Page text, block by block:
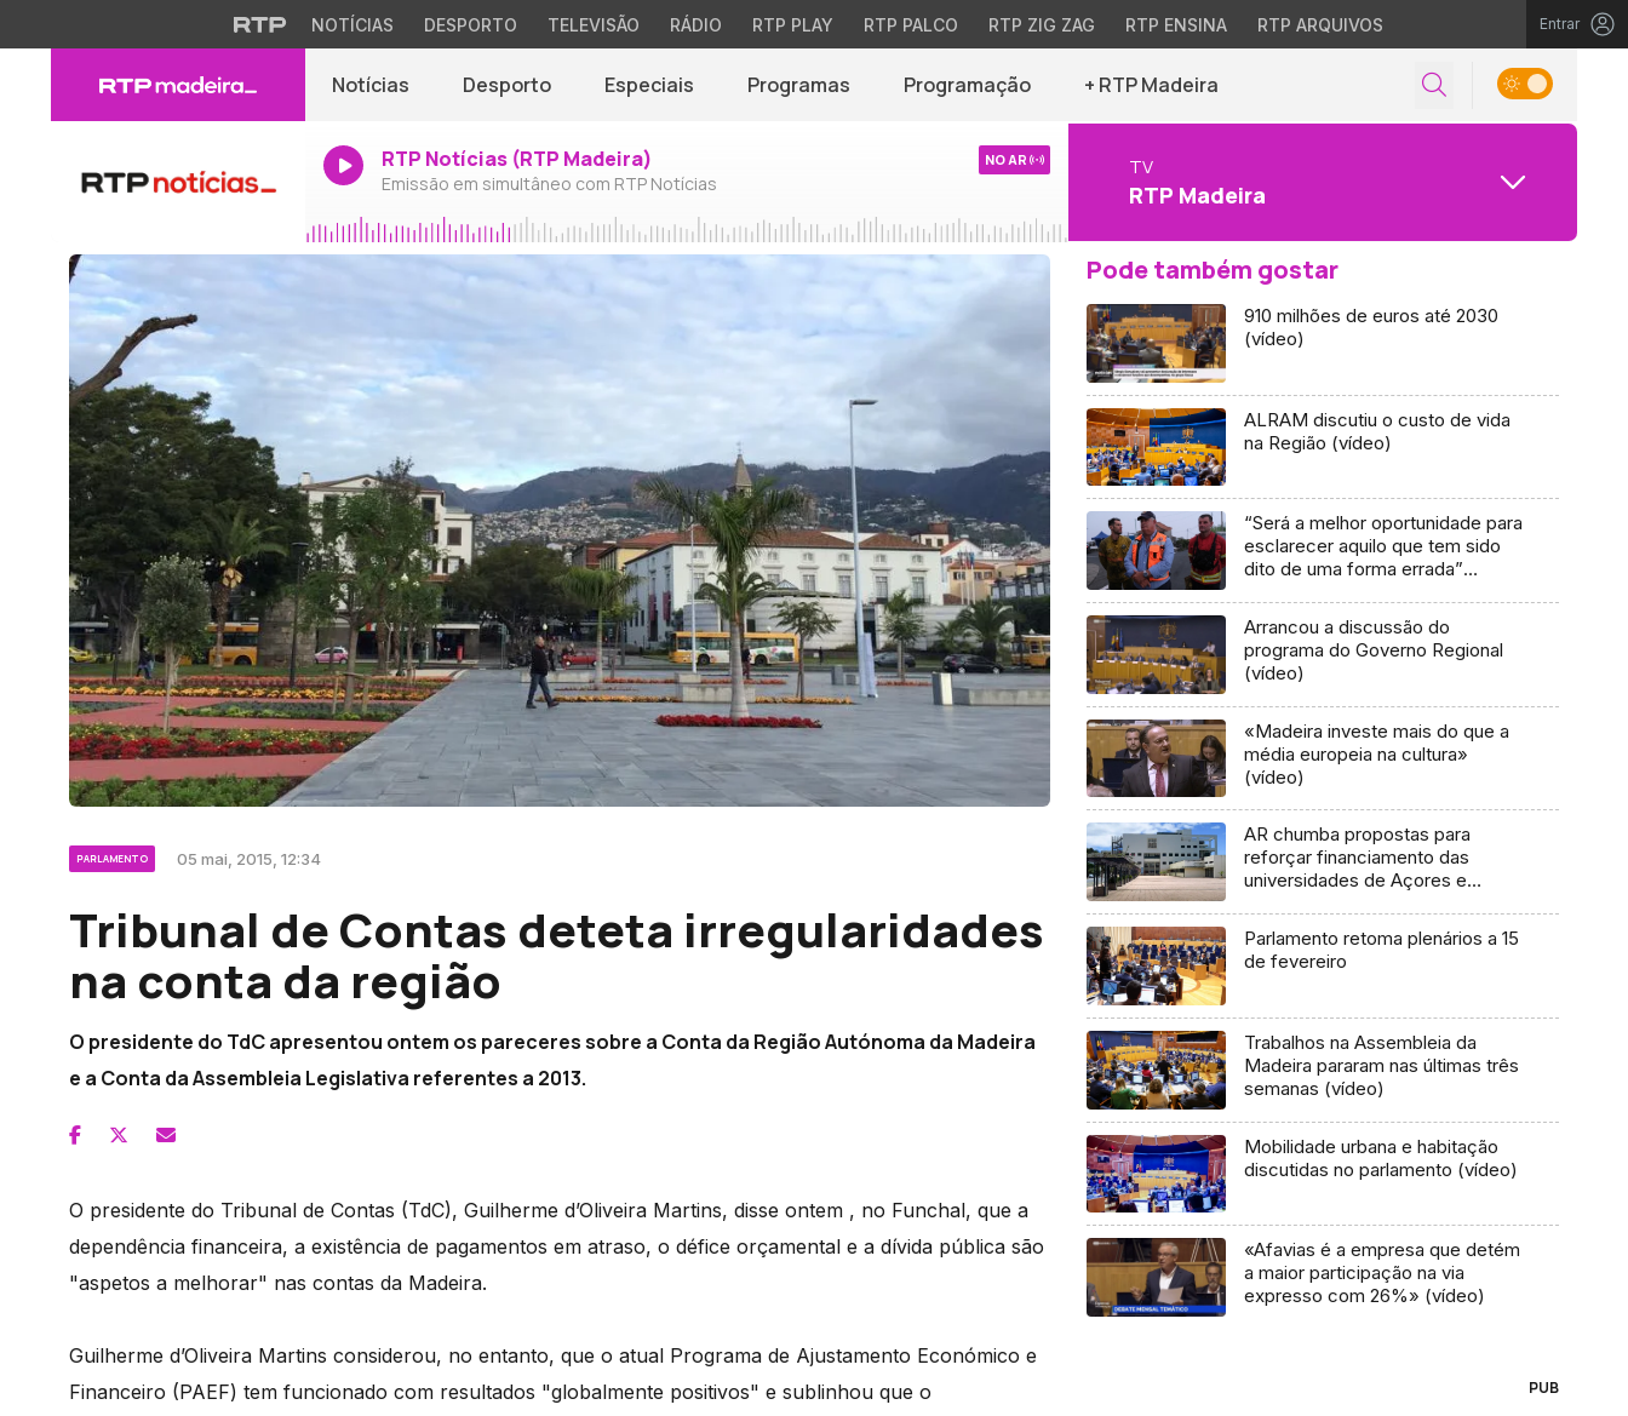
NOTÍCIAS DESPORTO TELEVISÃO RÁDIO RTP PLAY RTP PALCO RTP ZIG ZAG RTP ENSINA RTP ARQUIVOS Entrar
Notícias Desporto Especiais Programas Programação + RTP Madeira
RTP Notícias (RTP Madeira)
Emissão em simultâneo com RTP Notícias
NO AR TV
RTP Madeira
PARLAMENTO 05 mai, 2015, 12:34
Tribunal de Contas deteta irregularidades
na conta da região
O presidente do TdC apresentou ontem os pareceres sobre a Conta da Região Autónoma da Madeira
e a Conta da Assembleia Legislativa referentes a 2013.
O presidente do Tribunal de Contas (TdC), Guilherme d’Oliveira Martins, disse ontem , no Funchal, que a
dependência financeira, a existência de pagamentos em atraso, o défice orçamental e a dívida pública são
"aspetos a melhorar" nas contas da Madeira.
Guilherme d’Oliveira Martins considerou, no entanto, que o atual Programa de Ajustamento Económico e
Financeiro (PAEF) tem funcionado com resultados "globalmente positivos" e sublinhou que o
Pode também gostar
910 milhões de euros até 2030
(vídeo)
ALRAM discutiu o custo de vida
na Região (vídeo)
“Será a melhor oportunidade para
esclarecer aquilo que tem sido
dito de uma forma errada”
Arrancou a discussão do
programa do Governo Regional
(vídeo)
«Madeira investe mais do que a
média europeia na cultura»
(vídeo)
AR chumba propostas para
reforçar financiamento das
universidades de Açores e
Parlamento retoma plenários a 15
de fevereiro
Trabalhos na Assembleia da
Madeira pararam nas últimas três
semanas (vídeo)
Mobilidade urbana e habitação
discutidas no parlamento (vídeo)
«Afavias é a empresa que detém
a maior participação na via
expresso com 26%» (vídeo)
PUB